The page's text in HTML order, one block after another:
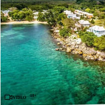
Videó 18+